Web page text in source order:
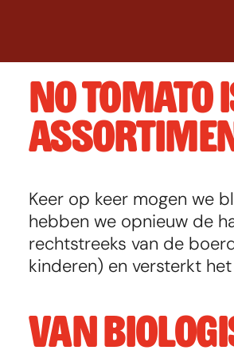
NO TOMATO
Keer op keer mogen we
hebben we opnieuw de
rechtstreeks van de
kinderen) en versterkt
VAN